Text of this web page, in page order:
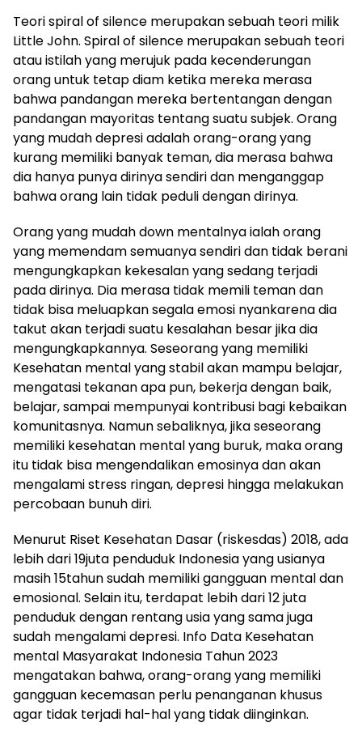
Teori spiral of silence merupakan sebuah teori milik
Little John. Spiral of silence merupakan sebuah teori
atau istilah yang merujuk pada kecenderungan
orang untuk tetap diam ketika mereka merasa
bahwa pandangan mereka bertentangan dengan
pandangan mayoritas tentang suatu subjek. Orang
yang mudah depresi adalah orang-orang yang
kurang memiliki banyak teman, dia merasa bahwa
dia hanya punya dirinya sendiri dan menganggap
bahwa orang lain tidak peduli dengan dirinya.
Orang yang mudah down mentalnya ialah orang
yang memendam semuanya sendiri dan tidak berani
mengungkapkan kekesalan yang sedang terjadi
pada dirinya. Dia merasa tidak memili teman dan
tidak bisa meluapkan segala emosi nyankarena dia
takut akan terjadi suatu kesalahan besar jika dia
mengungkapkannya. Seseorang yang memiliki
Kesehatan mental yang stabil akan mampu belajar,
mengatasi tekanan apa pun, bekerja dengan baik,
belajar, sampai mempunyai kontribusi bagi kebaikan
komunitasnya. Namun sebaliknya, jika seseorang
memiliki kesehatan mental yang buruk, maka orang
itu tidak bisa mengendalikan emosinya dan akan
mengalami stress ringan, depresi hingga melakukan
percobaan bunuh diri.
Menurut Riset Kesehatan Dasar (riskesdas) 2018, ada
lebih dari 19juta penduduk Indonesia yang usianya
masih 15tahun sudah memiliki gangguan mental dan
emosional. Selain itu, terdapat lebih dari 12 juta
penduduk dengan rentang usia yang sama juga
sudah mengalami depresi. Info Data Kesehatan
mental Masyarakat Indonesia Tahun 2023
mengatakan bahwa, orang-orang yang memiliki
gangguan kecemasan perlu penanganan khusus
agar tidak terjadi hal-hal yang tidak diinginkan.